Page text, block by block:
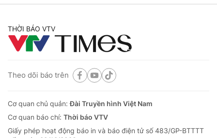
THỜI BÁO VTV
Theo dõi báo trên
Cơ quan chủ quản:Đài Truyền hình Việt Nam
Cơ quan báo chí: Thời báo VTV
Giấy phép hoạt động báo in và báo điện tử số 483/GP-BTTTT